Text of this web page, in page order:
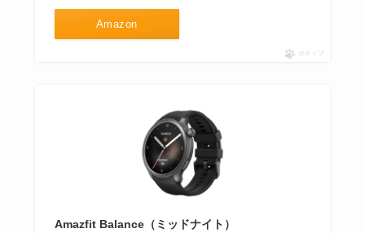
Amazon
ポチップ
Amazfit Balance（ミッドナイト）